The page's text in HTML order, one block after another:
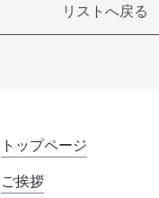
リストへ戻る
トップページ
ご挨拶